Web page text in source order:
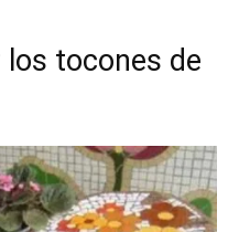
los tocones de